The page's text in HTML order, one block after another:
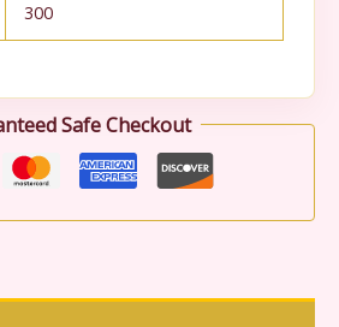
300
Safe Checkout